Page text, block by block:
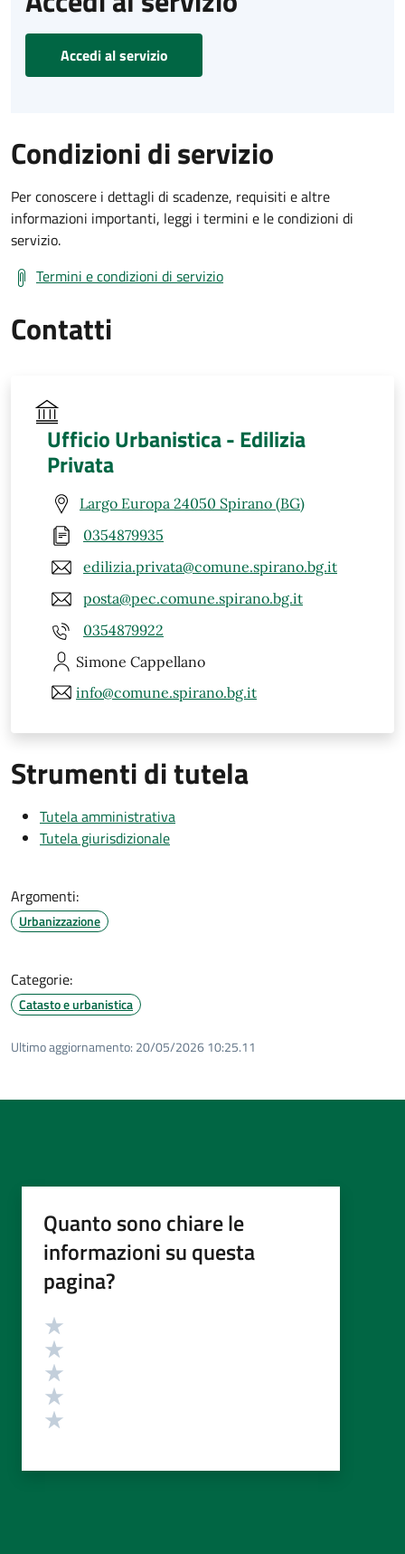
Accedi al servizio
Condizioni di servizio
Per conoscere i dettagli di scadenze, requisiti e altre
informazioni importanti, leggi i termini e le condizioni di
servizio.
Termini e condizioni di servizio
Contatti
Ufficio Urbanistica - Edilizia
Privata
Largo Europa 24050 Spirano (BG)
0354879935
edilizia.privata@comune.spirano.bg.it
posta@pec.comune.spirano.bg.it
0354879922
Simone Cappellano
info@comune.spirano.bg.it
Strumenti di tutela
Tutela amministrativa
Tutela giurisdizionale
Argomenti:
Urbanizzazione
Categorie:
Catasto e urbanistica
Ultimo aggiornamento: 20/05/2026 10:25.11
Quanto sono chiare le
informazioni su questa
pagina?
Valutazione